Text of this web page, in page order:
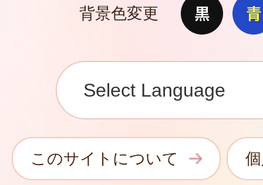
背景色変更
このサイトについて